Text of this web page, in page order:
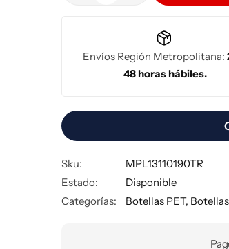
Envíos Región Metropolitana:
48 horas hábiles.
Sku:
MPL13110190TR
Estado:
Disponible
Categorías:
Botellas PET,